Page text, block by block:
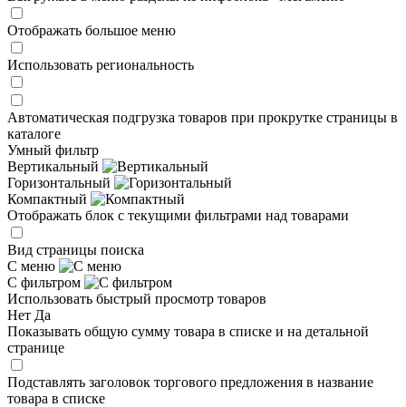
Отображать большое меню
Использовать региональность
Автоматическая подгрузка товаров при прокрутке страницы в
каталоге
Умный фильтр
Вертикальный
Горизонтальный
Компактный
Отображать блок с текущими фильтрами над товарами
Вид страницы поиска
С меню
С фильтром
Использовать быстрый просмотр товаров
Нет Да
Показывать общую сумму товара в списке и на детальной
странице
Подставлять заголовок торгового предложения в название
товара в списке